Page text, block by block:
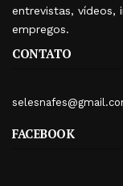
entrevistas, vídeos,
empregos.
CONTATO
FACEBOOK